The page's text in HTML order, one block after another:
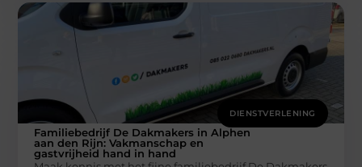
DIENSTVERLENING
Familiebedrijf De Dakmakers in Alphen
aan den Rijn: Vakmanschap en
gastvrijheid hand in hand